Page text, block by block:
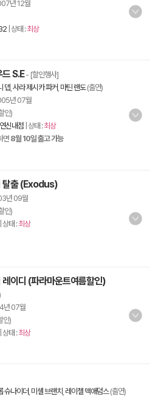
년 12월
| 상태 :최상
S.E- [할인행사]
뎁 사라 제시카 파커 마틴 랜도(출연)
년 07월
인)
신내점 | 상태 :최상
면8월 10일 출고 가능
탈출 (Exodus)
년 09월
인)
| 상태 :최상
이디 (파라마운트여름할인)
년 07월
인)
| 상태 :최상
슈나이더 미셸 브랜치 레이첼 맥애덤스(출연)